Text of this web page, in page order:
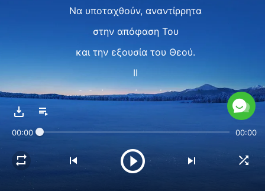
Να υποταχθούν, αναντίρρητα
στην απόφαση Του
και την εξουσία του Θεού.
II
Ο Θεός τα πάντα έπλασε,
να υποταχθούν στο κράτος
και την κυριαρχία Του.
Όλα τα ελέγχει ο Θεός,
00:00 00:00